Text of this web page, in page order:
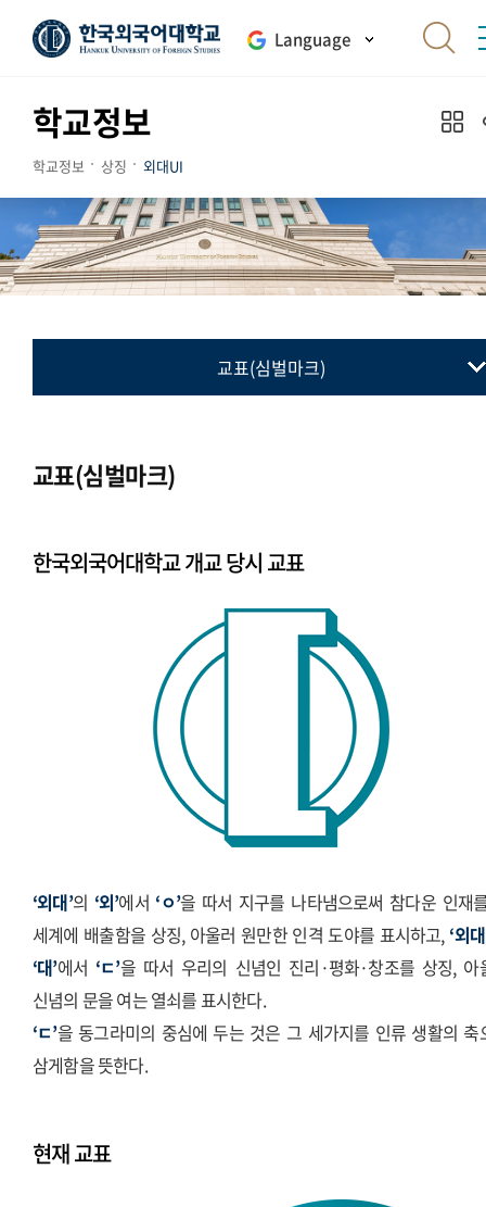
Language
학교정보
학교정보 상징 외대UI
교표(심벌마크)
상징
교표(심벌마크)
한국외국어대학교 개교 당시 교표
‘외대’의 ‘외’에서 ‘ㅇ’을 따서 지구를 나타냄으로써 참다운 인재
세계에 배출함을 상징, 아울러 원만한 인격 도야를 표시하고, ‘외
‘대’에서 ‘ㄷ’을 따서 우리의 신념인 진리·평화·창조를 상징, 아
신념의 문을 여는 열쇠를 표시한다.
‘ㄷ’을 동그라미의 중심에 두는 것은 그 세가지를 인류 생활의 축
삼게함을 뜻한다.
현재 교표